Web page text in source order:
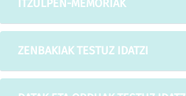
ITZULPEN-MEMORIAK
ZENBAKIAK TESTUZ IDATZI